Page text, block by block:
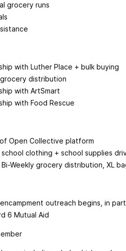
grocery runs
with Luther Place + bulk buying
distribution
with ArtSmart
with Food Rescue
Open Collective platform
clothing + school supplies
Weekly grocery distribution, XL
outreach begins, in
6 Mutual Aid